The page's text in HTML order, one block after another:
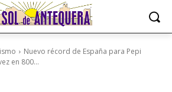
Nuevo récord de España para Pepi
en 800...